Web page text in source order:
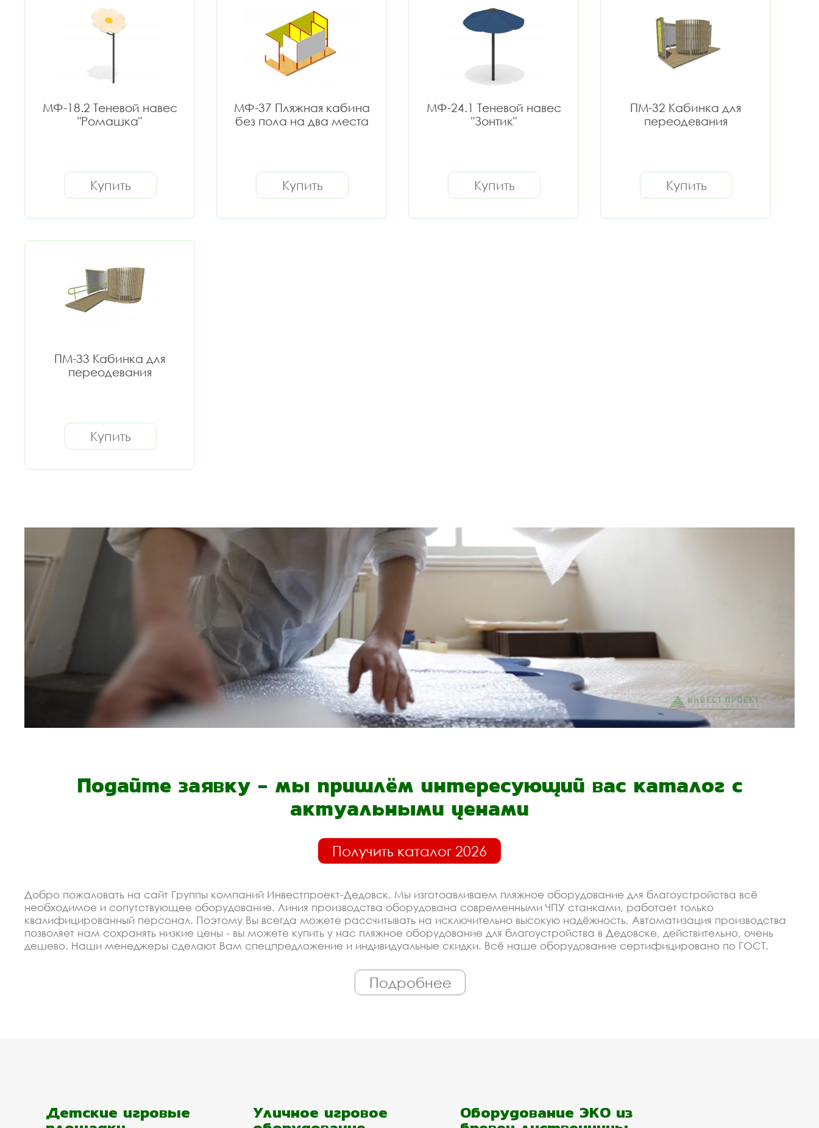
МФ-18.2 Теневой навес
"Ромашка"
Купить
МФ-37 Пляжная кабина
без пола на два места
Купить
МФ-24.1 Теневой навес
"Зонтик"
Купить
ПМ-32 Кабинка для
переодевания
Купить
ПМ-33 Кабинка для
переодевания
Купить
Подайте заявку - мы пришлём интересующий вас каталог с
актуальными ценами
Получить каталог 2026
Добро пожаловать на сайт Группы компаний Инвестпроект-Дедовск. Мы изготоавливаем пляжное оборудование для благоустройства всё
необходимое и сопутствующее оборудование. Линия производства оборудована современными ЧПУ станками, работает только
квалифицированный персонал. Поэтому Вы всегда можете рассчитывать на исключительно высокую надёжность. Автоматизация производства
позволяет нам сохранять низкие цены - вы можете купить у нас пляжное оборудование для благоустройства в Дедовске, действительно, очень
дешево. Наши менеджеры сделают Вам спецпредложение и индивидуальные скидки. Всё наше оборудование сертифицировано по ГОСТ.
Спецпредложение от производителя на пляжное оборудование для
Дедовске. Мы рассчитаем Ваш проект, поможем подобрать материалы и оборудование - Вам достаточно просто позвонить или оставить
Подробнее
Детские игровые Уличное игровое Оборудование ЭКО из